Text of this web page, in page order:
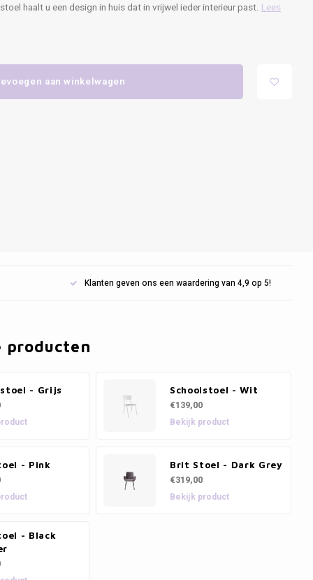
haalt u een design in huis dat in vrijwel ieder interieur past. Lees
aan winkelwagen
Klanten geven ons een waardering van 4,9 op 5!
producten
- Grijs Schoolstoel - Wit
€139,00
Bekijk product
- Pink Brit Stoel - Dark Grey
€319,00
Bekijk product
- Black